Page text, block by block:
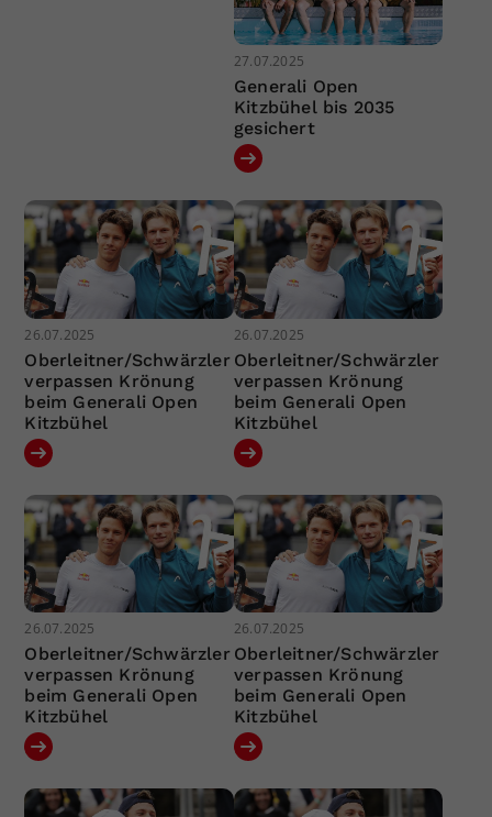
27.07.2025
Generali Open
Kitzbühel bis 2035
gesichert
26.07.2025
Oberleitner/Schwärzler
verpassen Krönung
beim Generali Open
Kitzbühel
26.07.2025
Oberleitner/Schwärzler
verpassen Krönung
beim Generali Open
Kitzbühel
26.07.2025
Oberleitner/Schwärzler
verpassen Krönung
beim Generali Open
Kitzbühel
26.07.2025
Oberleitner/Schwärzler
verpassen Krönung
beim Generali Open
Kitzbühel